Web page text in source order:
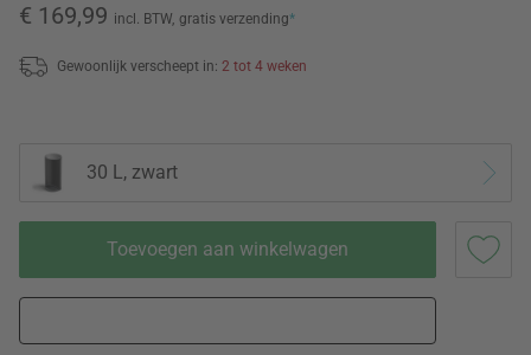
€ 169,99 incl. BTW, gratis verzending*
Gewoonlijk verscheept in: 2 tot 4 weken
30 L, zwart
Toevoegen aan winkelwagen